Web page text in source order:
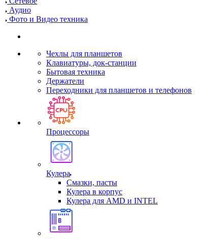
Аудио
Фото и Видео техника
Чехлы для планшетов
Клавиатуры, док-станции
Бытовая техника
Держатели
Переходники для планшетов и телефонов
Процессоры
Кулера
Смазки, пасты
Кулера в корпус
Кулера для AMD и INTEL